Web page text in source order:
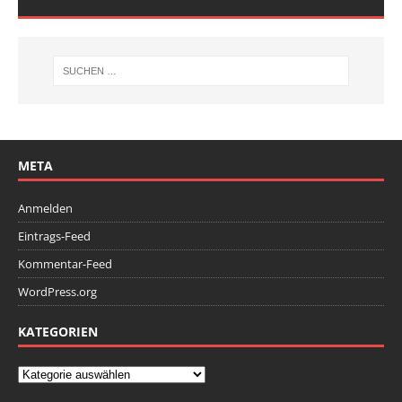
META
Anmelden
Eintrags-Feed
Kommentar-Feed
WordPress.org
KATEGORIEN